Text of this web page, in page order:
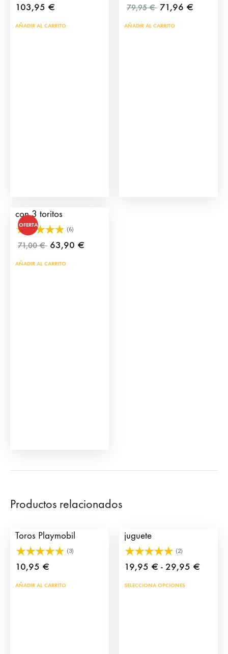
103,95 €
AÑADIR AL CARRITO
79,95€ 71,96 €
AÑADIR AL CARRITO
OFERTA
con 3 toritos
(6)
71,00€ 63,90 €
AÑADIR AL CARRITO
Productos relacionados
Toros Playmobil
(3)
10,95 €
AÑADIR AL CARRITO
juguete
(2)
19,95 € - 29,95 €Rango
SELECCIONA OPCIONES